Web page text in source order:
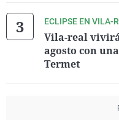
ECLIPSE EN VILA-
Vila-real
agosto con
Termet